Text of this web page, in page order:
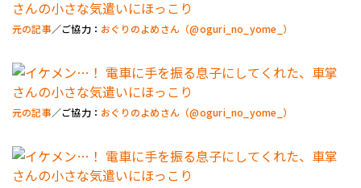
元の記事／ご協力： おぐりのよめさん（@oguri_no_yome_）
元の記事／ご協力： おぐりのよめさん（@oguri_no_yome_）